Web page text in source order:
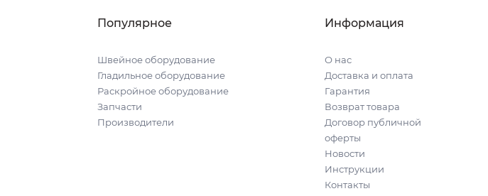
Популярное
Швейное оборудование
Гладильное оборудование
Раскройное оборудование
Запчасти
Производители
Информация
О нас
Доставка и оплата
Гарантия
Возврат товара
Договор публичной
оферты
Новости
Инструкции
Контакты